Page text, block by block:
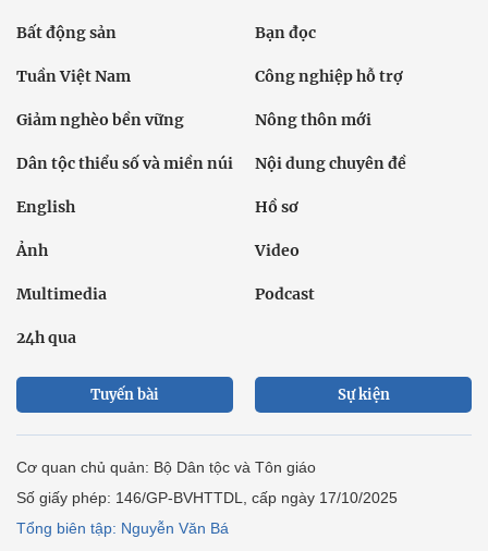
Bất động sản Bạn đọc
Tuần Việt Nam Công nghiệp hỗ trợ
Giảm nghèo bền vững Nông thôn mới
Dân tộc thiểu số và miền núi Nội dung chuyên đề
English Hồ sơ
Ảnh Video
Multimedia Podcast
24h qua
Tuyến bài Sự kiện
Cơ quan chủ quản: Bộ Dân tộc và Tôn giáo
Số giấy phép: 146/GP-BVHTTDL, cấp ngày 17/10/2025
Tổng biên tập: Nguyễn Văn Bá